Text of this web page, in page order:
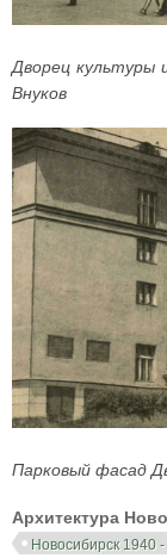
Дворец культуры
Внуков
Парковый фасад
Архитектура
Новосибирск 1940